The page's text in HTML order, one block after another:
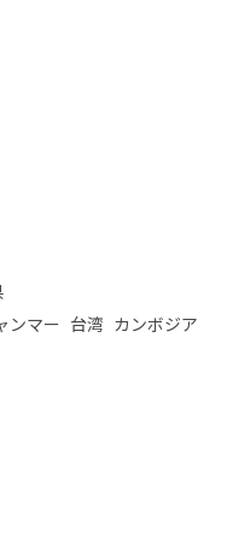
ンマー 台湾 カンボジア